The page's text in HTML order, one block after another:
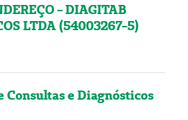
- DIAGITAB
LTDA (54003267-5)
e Diagnósticos